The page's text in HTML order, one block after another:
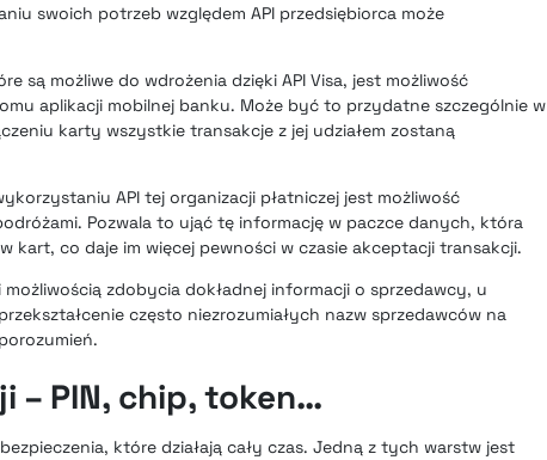
swoich potrzeb względem API przedsiębiorca może
są możliwe do wdrożenia dzięki API Visa, jest możliwość
aplikacji mobilnej banku. Może być to przydatne szczególnie w
karty wszystkie transakcje z jej udziałem zostaną
API tej organizacji płatniczej jest możliwość
Pozwala to ująć tę informację w paczce danych, która
co daje im więcej pewności w czasie akceptacji transakcji.
zdobycia dokładnej informacji o sprzedawcy, u
często niezrozumiałych nazw sprzedawców na
– PIN, chip, token…
które działają cały czas. Jedną z tych warstw jest